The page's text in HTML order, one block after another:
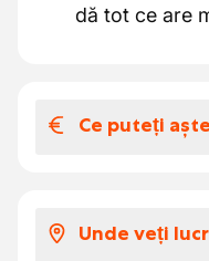
dă tot ce are
Ce puteți
Pentru acest
Remunerație
Unde veți